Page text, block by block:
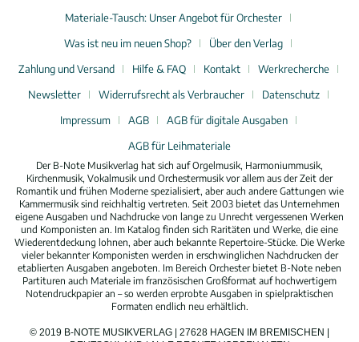
Materiale-Tausch: Unser Angebot für Orchester
Was ist neu im neuen Shop?
Über den Verlag
Zahlung und Versand
Hilfe & FAQ Kontakt
Werkrecherche
Newsletter
Widerrufsrecht als Verbraucher
Datenschutz
Impressum
AGB
AGB für digitale Ausgaben
AGB für Leihmateriale
Der B-Note Musikverlag hat sich auf Orgelmusik, Harmoniummusik,
Kirchenmusik, Vokalmusik und Orchestermusik vor allem aus der Zeit der
Romantik und frühen Moderne spezialisiert, aber auch andere Gattungen wie
Kammermusik sind reichhaltig vertreten. Seit 2003 bietet das Unternehmen
eigene Ausgaben und Nachdrucke von lange zu Unrecht vergessenen Werken
und Komponisten an. Im Katalog finden sich Raritäten und Werke, die eine
Wiederentdeckung lohnen, aber auch bekannte Repertoire-Stücke. Die Werke
vieler bekannter Komponisten werden in erschwinglichen Nachdrucken der
etablierten Ausgaben angeboten. Im Bereich Orchester bietet B-Note neben
Partituren auch Materiale im französischen Großformat auf hochwertigem
Notendruckpapier an – so werden erprobte Ausgaben in spielpraktischen
Formaten endlich neu erhältlich.
© 2019 B-NOTE MUSIKVERLAG | 27628 HAGEN IM BREMISCHEN |